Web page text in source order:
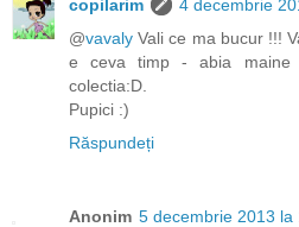
copilarim
4 decembrie
@vavaly Vali ce ma bucur !!!
e ceva timp - abia maine
colectia:D.
Pupici :)
Răspundeți
Anonim 5 decembrie 2013 la